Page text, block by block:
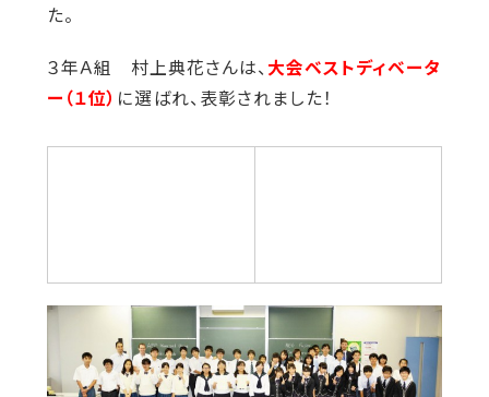
た。
３年Ａ組 村上典花さんは、 大会ベストディベータ
ー（１位） に選ばれ、表彰されました！